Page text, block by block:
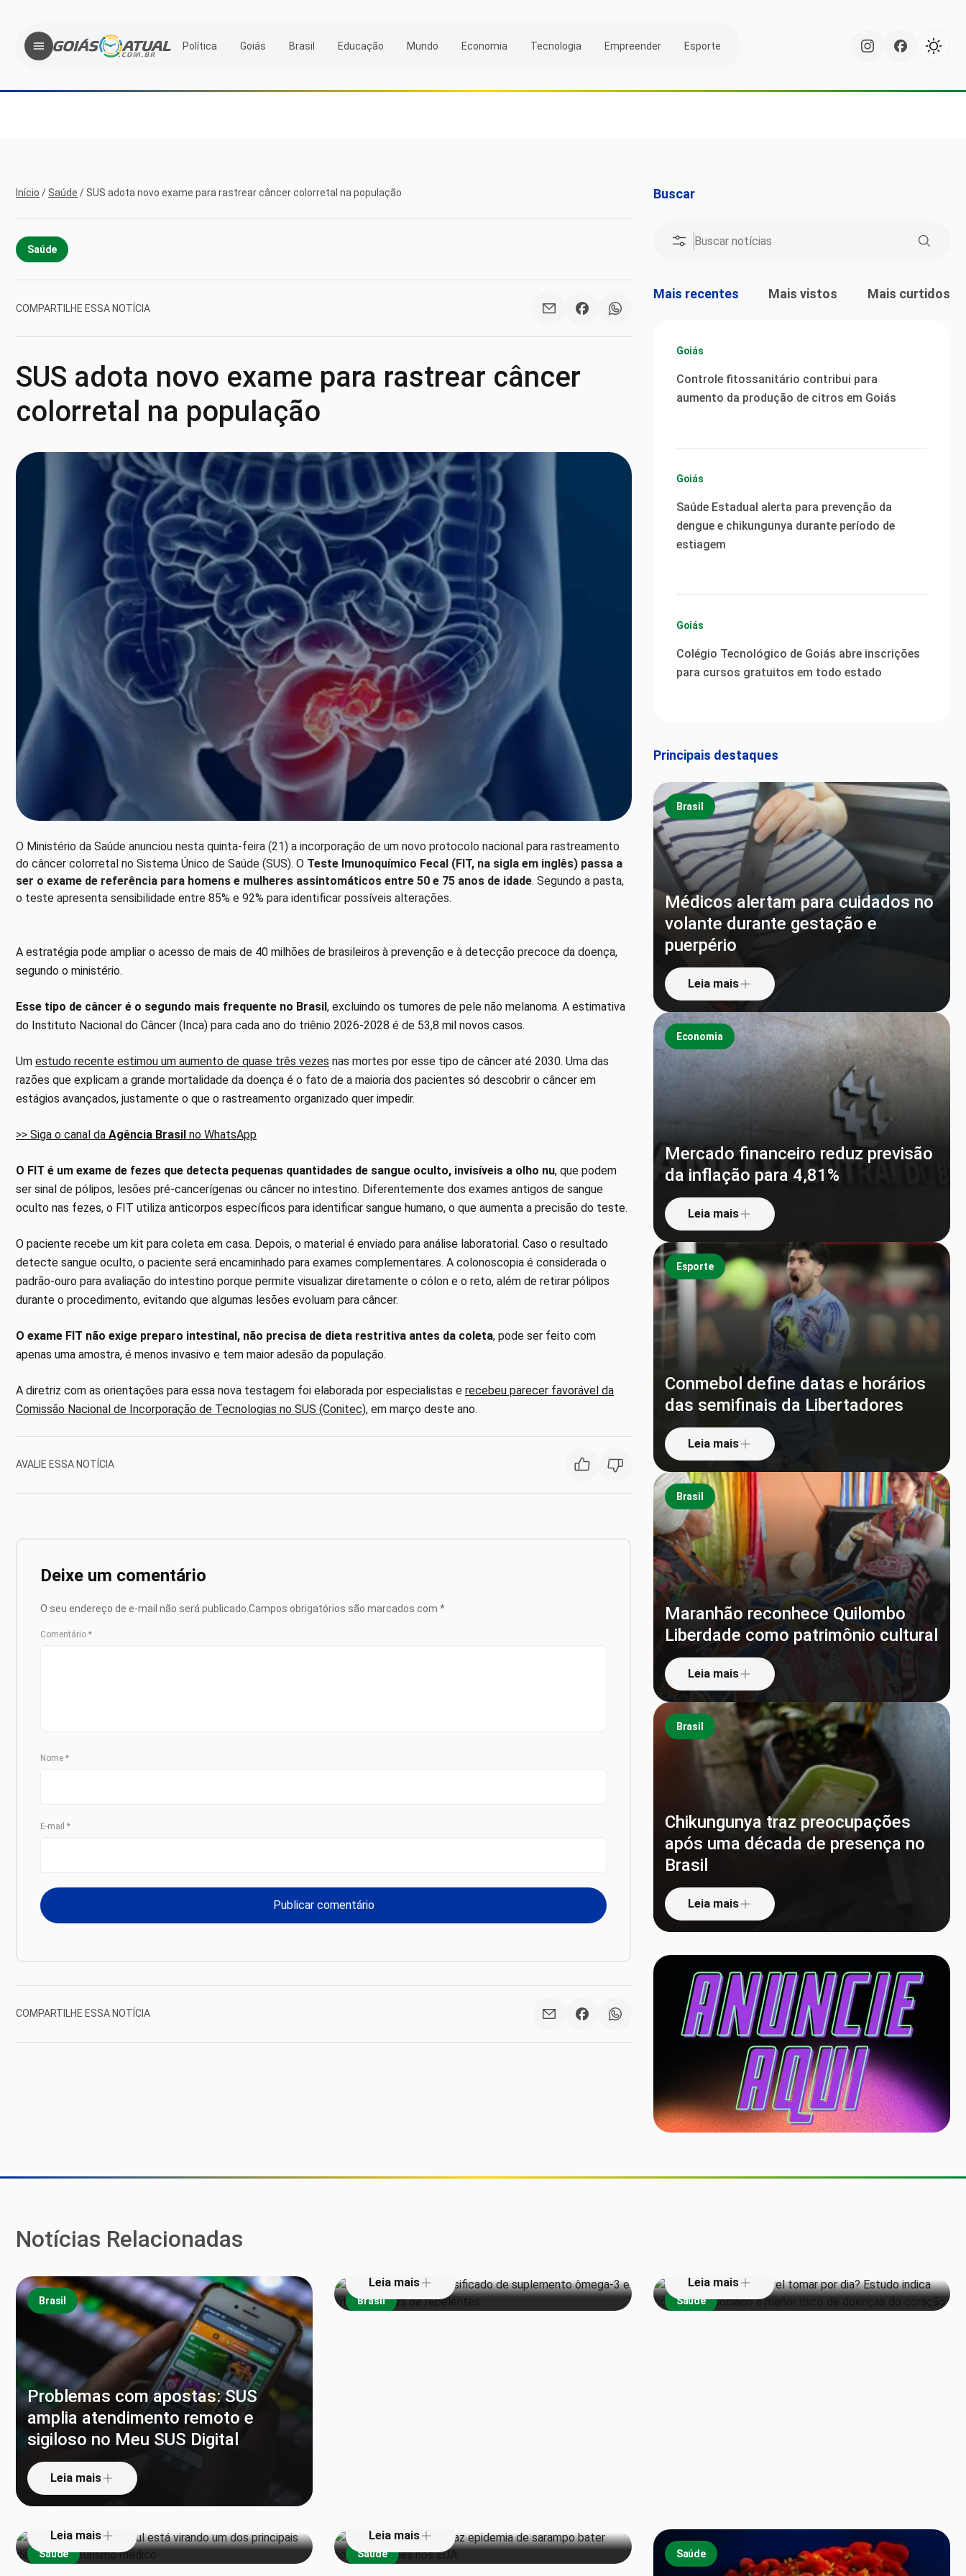
Política Goiás Brasil Educação Mundo Economia Tecnologia Empreender Esporte
Início / Saúde / SUS adota novo exame para rastrear câncer colorretal na população
Saúde
COMPARTILHE ESSA NOTÍCIA
SUS adota novo exame para rastrear câncer
colorretal na população
O Ministério da Saúde anunciou nesta quinta-feira (21) a incorporação de um novo protocolo nacional para rastreamento
do câncer colorretal no Sistema Único de Saúde (SUS). O Teste Imunoquímico Fecal (FIT, na sigla em inglês) passa a
ser o exame de referência para homens e mulheres assintomáticos entre 50 e 75 anos de idade. Segundo a pasta,
o teste apresenta sensibilidade entre 85% e 92% para identificar possíveis alterações.
A estratégia pode ampliar o acesso de mais de 40 milhões de brasileiros à prevenção e à detecção precoce da doença,
segundo o ministério.
Esse tipo de câncer é o segundo mais frequente no Brasil, excluindo os tumores de pele não melanoma. A estimativa
do Instituto Nacional do Câncer (Inca) para cada ano do triênio 2026-2028 é de 53,8 mil novos casos.
Um estudo recente estimou um aumento de quase três vezes nas mortes por esse tipo de câncer até 2030. Uma das
razões que explicam a grande mortalidade da doença é o fato de a maioria dos pacientes só descobrir o câncer em
estágios avançados, justamente o que o rastreamento organizado quer impedir.
>> Siga o canal da Agência Brasil no WhatsApp
O FIT é um exame de fezes que detecta pequenas quantidades de sangue oculto, invisíveis a olho nu, que podem
ser sinal de pólipos, lesões pré-cancerígenas ou câncer no intestino. Diferentemente dos exames antigos de sangue
oculto nas fezes, o FIT utiliza anticorpos específicos para identificar sangue humano, o que aumenta a precisão do teste.
O paciente recebe um kit para coleta em casa. Depois, o material é enviado para análise laboratorial. Caso o resultado
detecte sangue oculto, o paciente será encaminhado para exames complementares. A colonoscopia é considerada o
padrão-ouro para avaliação do intestino porque permite visualizar diretamente o cólon e o reto, além de retirar pólipos
durante o procedimento, evitando que algumas lesões evoluam para câncer.
O exame FIT não exige preparo intestinal, não precisa de dieta restritiva antes da coleta, pode ser feito com
apenas uma amostra, é menos invasivo e tem maior adesão da população.
A diretriz com as orientações para essa nova testagem foi elaborada por especialistas e recebeu parecer favorável da
Comissão Nacional de Incorporação de Tecnologias no SUS (Conitec), em março deste ano.
AVALIE ESSA NOTÍCIA
Deixe um comentário
O seu endereço de e-mail não será publicado. Campos obrigatórios são marcados com *
Comentário *
Nome *
E-mail *
COMPARTILHE ESSA NOTÍCIA
Buscar
Mais recentes Mais vistos Mais curtidos
Goiás
Controle fitossanitário contribui para
aumento da produção de citros em Goiás
Goiás
Saúde Estadual alerta para prevenção da
dengue e chikungunya durante período de
estiagem
Goiás
Colégio Tecnológico de Goiás abre inscrições
para cursos gratuitos em todo estado
Principais destaques
Brasil
Médicos alertam para cuidados no
volante durante gestação e
puerpério
Leia mais
Economia
Mercado financeiro reduz previsão
da inflação para 4,81%
Leia mais
Esporte
Conmebol define datas e horários
das semifinais da Libertadores
Leia mais
Brasil
Maranhão reconhece Quilombo
Liberdade como patrimônio cultural
Leia mais
Brasil
Chikungunya traz preocupações
após uma década de presença no
Brasil
Leia mais
Notícias Relacionadas
Brasil
Problemas com apostas: SUS
amplia atendimento remoto e
sigiloso no Meu SUS Digital
Leia mais
Brasil
Leia mais
Saúde
Quanto café é saudável tomar por
Leia mais
Saúde
Por que a Coreia do Sul está
virando um dos principais destinos
do turismo médico
Leia mais
Saúde
Leia mais
Saúde